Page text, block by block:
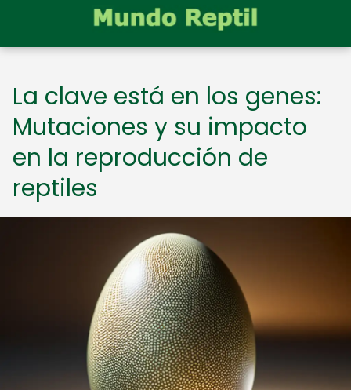
La clave está en los genes:
Mutaciones y su impacto
en la reproducción de
reptiles